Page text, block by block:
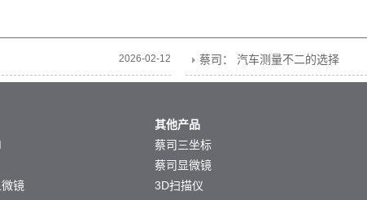
2026-02-12 蔡司： 汽车测量不二的选择
镜
其他产品
蔡司三坐标
蔡司显微镜
3D扫描仪